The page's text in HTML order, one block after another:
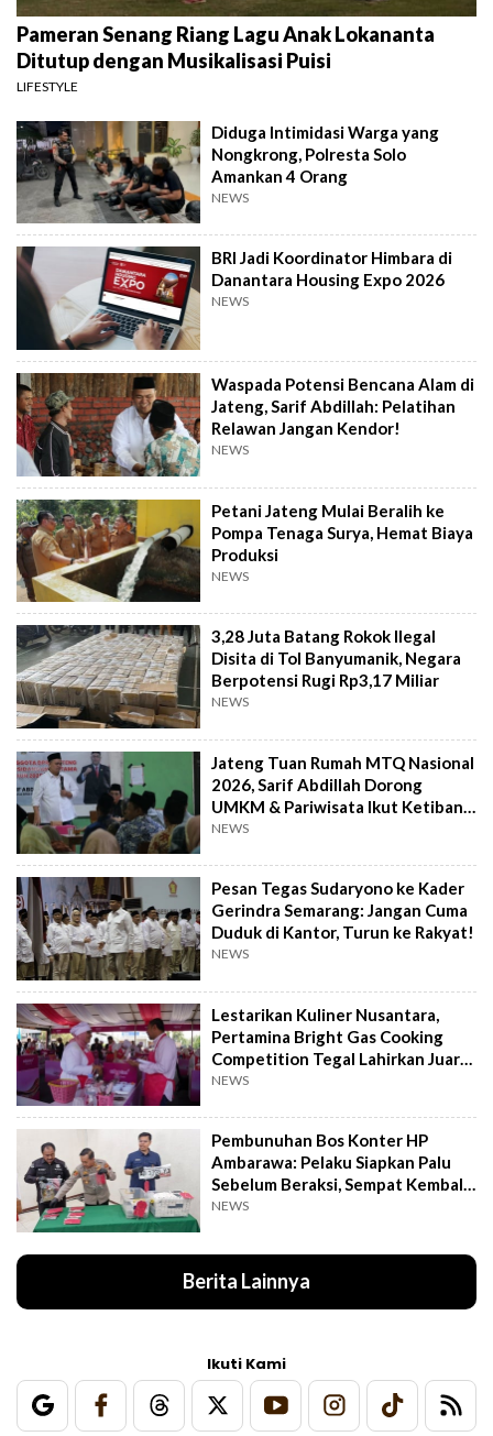
Pameran Senang Riang Lagu Anak Lokananta
Ditutup dengan Musikalisasi Puisi
LIFESTYLE
Diduga Intimidasi Warga yang
Nongkrong, Polresta Solo
Amankan 4 Orang
NEWS
BRI Jadi Koordinator Himbara di
Danantara Housing Expo 2026
NEWS
Waspada Potensi Bencana Alam di
Jateng, Sarif Abdillah: Pelatihan
Relawan Jangan Kendor!
NEWS
Petani Jateng Mulai Beralih ke
Pompa Tenaga Surya, Hemat Biaya
Produksi
NEWS
3,28 Juta Batang Rokok Ilegal
Disita di Tol Banyumanik, Negara
Berpotensi Rugi Rp3,17 Miliar
NEWS
Jateng Tuan Rumah MTQ Nasional
2026, Sarif Abdillah Dorong
UMKM & Pariwisata Ikut Ketiban
Berkah
NEWS
Pesan Tegas Sudaryono ke Kader
Gerindra Semarang: Jangan Cuma
Duduk di Kantor, Turun ke Rakyat!
NEWS
Lestarikan Kuliner Nusantara,
Pertamina Bright Gas Cooking
Competition Tegal Lahirkan Juara
Baru
NEWS
Pembunuhan Bos Konter HP
Ambarawa: Pelaku Siapkan Palu
Sebelum Beraksi, Sempat Kembali
Datangi TKP
NEWS
Berita Lainnya
Ikuti Kami